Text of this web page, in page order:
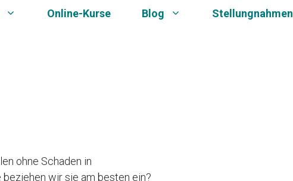
Online-Kurse Blog Stellungnahmen
ohne Schaden in
wir sie am besten ein?